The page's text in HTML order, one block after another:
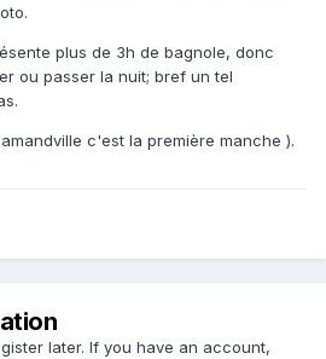
plus de 3h de bagnole, donc
ou passer la nuit; bref un tel
c'est la première manche ).
later. If you have an account,